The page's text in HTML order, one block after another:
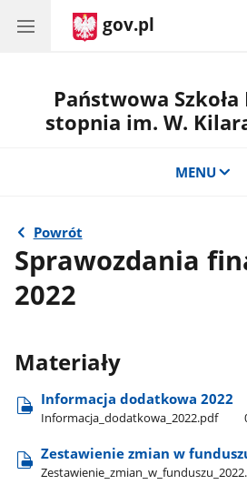
gov.pl
Państwowa
stopnia im. W.
MENU
Powrót
Sprawozdania
2022
Materiały
Informacja dodatkowa 2022
Informacja​_dodatkowa​_2022.pdf
Zestawienie zmian w